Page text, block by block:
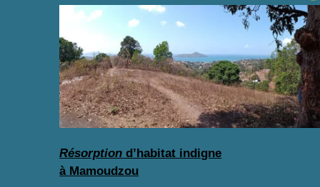
Résorption d’habitat indigne
à Mamoudzou